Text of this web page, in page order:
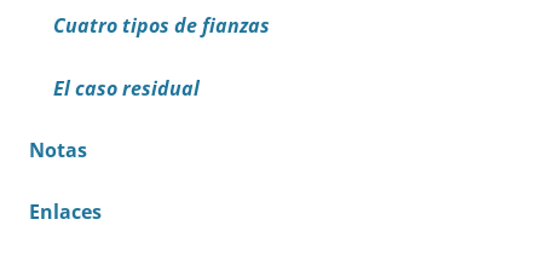
Cuatro tipos de fianzas
El caso residual
Notas
Enlaces